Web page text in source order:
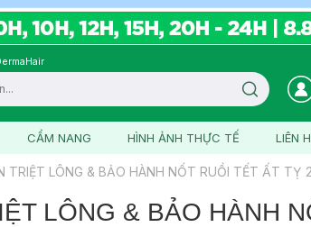
Search icon
CẨM NANG HÌNH ẢNH THỰC TẾ LIÊN
TRIỆT LÔNG & BẢO HÀNH NỐT RUỒI TẾT ẤT TỴ
LÔNG & BẢO HÀNH